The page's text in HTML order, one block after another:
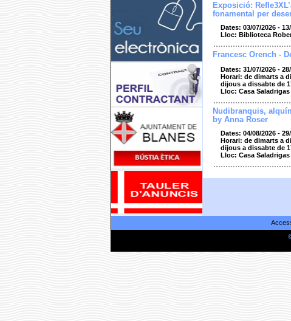
Exposició:
fonamental per
Dates: 03/07/2026 -
Lloc: Biblioteca
Francesc Orench -
Dates: 31/07/2026 -
Horari: de dimarts a
dijous a dissabte de
Lloc: Casa Saladrigas
Nudibranquis,
by Anna Roser
Dates: 04/08/2026 -
Horari: de dimarts a
dijous a dissabte de
Lloc: Casa Saladrigas